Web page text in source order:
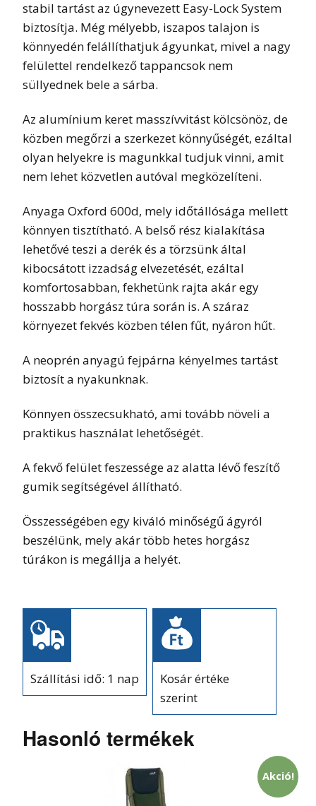
stabil tartást az úgynevezett Easy-Lock System
biztosítja. Még mélyebb, iszapos talajon is
könnyedén felállíthatjuk ágyunkat, mivel a nagy
felülettel rendelkező tappancsok nem
süllyednek bele a sárba.
Az alumínium keret masszívvitást kölcsönöz, de
közben megőrzi a szerkezet könnyűségét, ezáltal
olyan helyekre is magunkkal tudjuk vinni, amit
nem lehet közvetlen autóval megközelíteni.
Anyaga Oxford 600d, mely időtállósága mellett
könnyen tisztítható. A belső rész kialakítása
lehetővé teszi a derék és a törzsünk által
kibocsátott izzadság elvezetését, ezáltal
komfortosabban, fekhetünk rajta akár egy
hosszabb horgász túra során is. A száraz
környezet fekvés közben télen fűt, nyáron hűt.
A neoprén anyagú fejpárna kényelmes tartást
biztosít a nyakunknak.
Könnyen összecsukható, ami tovább növeli a
praktikus használat lehetőségét.
A fekvő felület feszessége az alatta lévő feszítő
gumik segítségével állítható.
Összességében egy kiváló minőségű ágyról
beszélünk, mely akár több hetes horgász
túrákon is megállja a helyét.
Szállítási idő: 1 nap
Kosár értéke
szerint
Hasonló termékek
Akció!